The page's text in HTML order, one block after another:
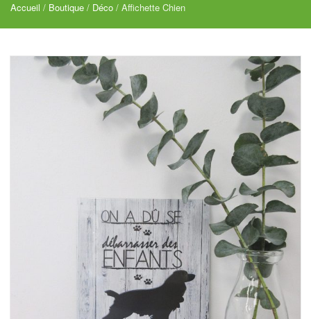
Accueil / Boutique / Déco / Affichette Chien